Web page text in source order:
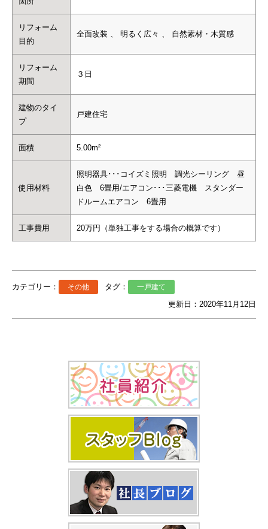
リフォーム
目的
全面改装 、 明るく広々 、 自然素材・木質感
リフォーム
期間
３日
建物のタイ
プ
戸建住宅
面積 5.00m²
使用材料
照明器具･･･コイズミ照明 調光シーリング 昼
白色 6畳用/エアコン･･･三菱電機 スタンダー
ドルームエアコン 6畳用
工事費用 20万円（単独工事をする場合の概算です）
カテゴリー： その他 タグ： 一戸建て
更新日：2020年11月12日